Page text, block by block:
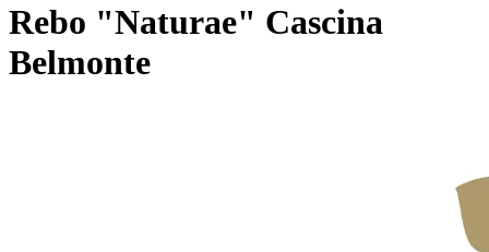
Rebo "Naturae" Cascina
Belmonte